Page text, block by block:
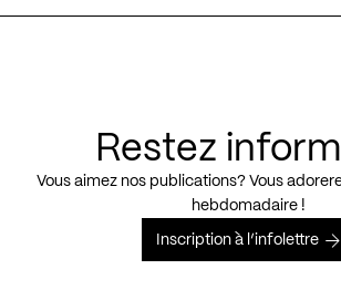
Restez
Vous aimez nos publications? Vous
hebdomadaire !
Inscription à l’infolettre